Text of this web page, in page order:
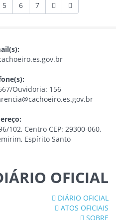
5 6 7
Ouvidoria: 156
102, Centro CEP: 29300-060,
Espírito Santo
OFICIAL
DIÁRIO OFICIAL
ATOS OFICIAIS
SOBRE